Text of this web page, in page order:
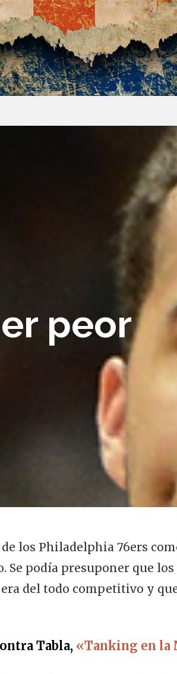
peor
los Philadelphia 76ers
Se podía presuponer que
del todo competitivo y
Tabla, «Tanking en la